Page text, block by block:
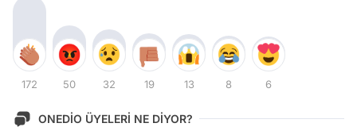
172 50 32 19 13 8 6
ONEDİO ÜYELERİ NE DİYOR?